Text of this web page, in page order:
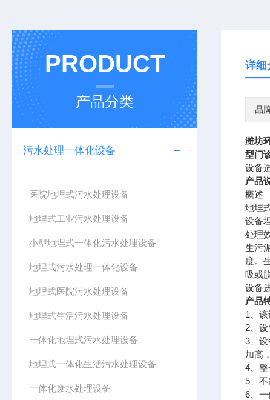
PRODUCT
产品分类
污水处理一体化设备
医院地埋式污水处理设备
地埋式工业污水处理设备
小型地埋式一体化污水处理设备
地埋式污水处理一体化设备
地埋式医院污水处理设备
地埋式生活污水处理设备
一体化地埋式污水处理设备
地埋式一体化生活污水处理设备
一体化废水处理设备
详细
品
潍坊
型门
设备
产品
概述
地埋
设备
处理
生污
度。
吸或
设备
产品
1 、
2 、
3 、
加高
4 、
5 、
6 、